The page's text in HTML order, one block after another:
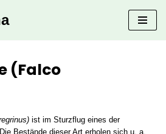
(Falco
ist im Sturzflug eines der
Bestände dieser Art erholen sich u. a.